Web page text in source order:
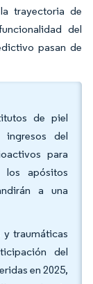
trayectoria de
del
pasan de
de piel
del
para
apósitos
a una
y traumáticas
del
en 2025,